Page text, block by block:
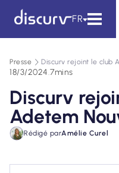
FR
Presse Discurv rejoint le club
18/3/2024.7mins
Discurv
Adetem
Rédigé parAmélie Curel